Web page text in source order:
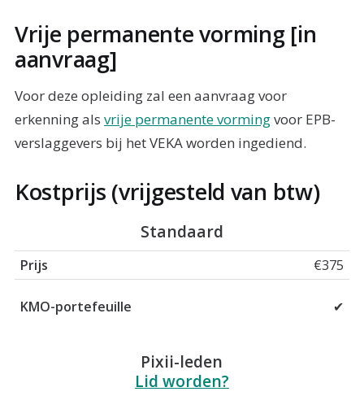
Vrije permanente vorming [in
aanvraag]
Voor deze opleiding zal een aanvraag voor
erkenning als vrije permanente vormingvoor EPB-
verslaggevers bij het VEKA worden ingediend.
Kostprijs (vrijgesteld van btw)
KMO-portefeuilleStandaard
€375
✔
Pixii-leden
Lid worden?